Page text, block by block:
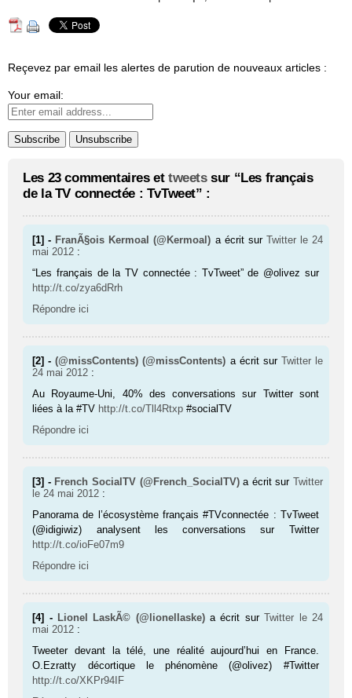
Reçevez par email les alertes de parution de nouveaux articles :
Your email:
Les 23 commentaires et tweetssur “Les français
de la TV connectée : TvTweet” :
[1] - FranÃ§ois Kermoal (@Kermoal) a écrit sur Twitter le 24
mai 2012 :
“Les français de la TV connectée : TvTweet” de @olivez sur
http://t.co/zya6dRrh
Répondre ici
[2] -(@missContents) (@missContents) a écrit sur Twitter le
24 mai 2012 :
Au Royaume-Uni, 40% des conver­sa­tions sur Twit­ter sont
liées à la #TV http://t.co/Tll4Rtxp #socialTV
Répondre ici
[3] - French SocialTV (@French_SocialTV) a écrit sur Twitter
le 24 mai 2012 :
Panorama de l’écosystème fran­çais #TVconnec­tée : TvTweet
(@idigiwiz) analysent les conver­sa­tions sur Twit­ter
http://t.co/ioFe07m9
Répondre ici
[4] - Lionel LaskÃ© (@lionellaske) a écrit surTwitter le 24
mai 2012 :
Tweeter devant la télé, une réalité aujourd’hui en France.
O.Ezratty décortique le phénomène (@olivez) #Twitter
http://t.co/XKPr94IF